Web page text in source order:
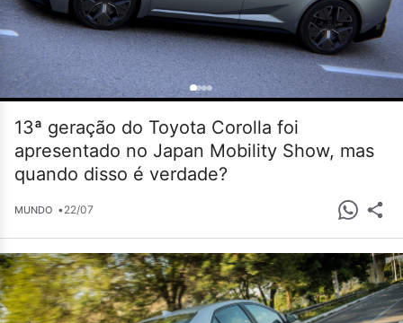
13ª geração do Toyota Corolla foi
apresentado no Japan Mobility Show, mas
quando disso é verdade?
MUNDO •22/07